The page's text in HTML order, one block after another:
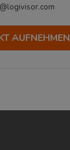
AUFNEHMEN